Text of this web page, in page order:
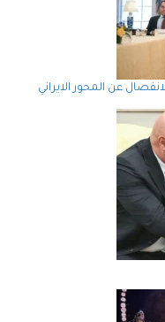
عن المحور الايراني